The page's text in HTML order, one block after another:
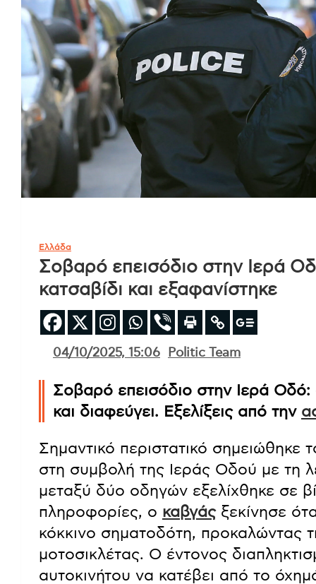
Ελλάδα
Σοβαρό επεισόδιο στην Ιερά
κατσαβίδι και εξαφανίστηκε
04/10/2025, 15:06 Politic Team
Σοβαρό επεισόδιο στην Ιερά Οδό:
και διαφεύγει. Εξελίξεις από την
Σημαντικό περιστατικό
στη συμβολή της Ιεράς Οδού με τη
μεταξύ δύο οδηγών εξελίχθηκε σε
πληροφορίες, ο καβγάςξεκίνησε
κόκκινο σηματοδότη, προκαλώντας
μοτοσικλέτας. Ο έντονος
αυτοκινήτου να κατέβει από το